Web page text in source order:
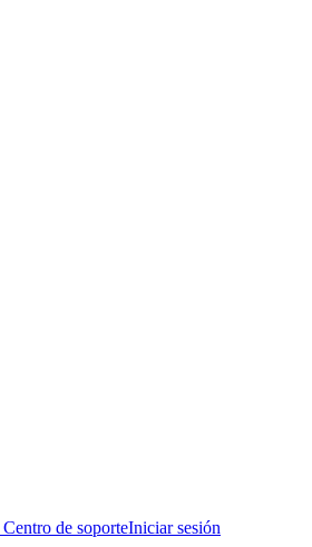
Centro de soporteIniciar sesión